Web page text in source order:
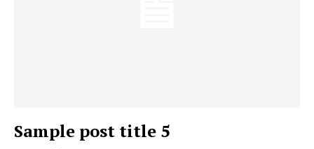
Sample post title 5